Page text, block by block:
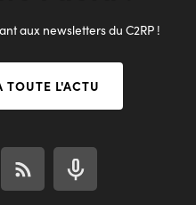
aux newsletters du C2RP !
TOUTE L'ACTU